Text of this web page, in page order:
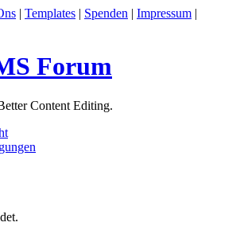
| Templates | Spenden | Impressum |
Forum
Content Editing.